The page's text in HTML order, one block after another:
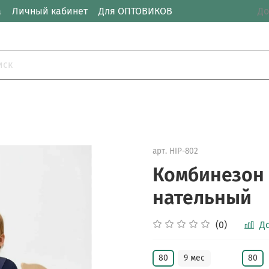
Личный кабинет Для ОПТОВИКОВ
арт. HIP-802
нательный
(0)
80 9 мес 80